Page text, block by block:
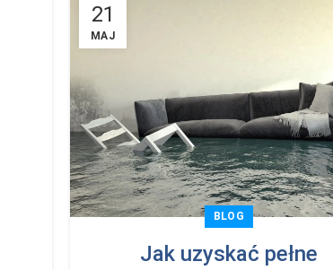
21
MAJ
BLOG
Jak uzyskać pełne